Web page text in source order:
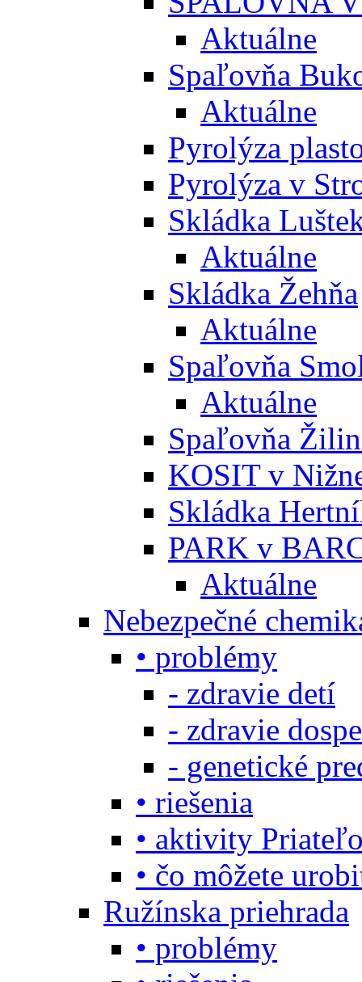
Aktuálne
Spaľovňa
Aktuálne
Pyrolýza
Pyrolýza v
Skládka
Aktuálne
Skládka Žehňa
Aktuálne
Spaľovňa
Aktuálne
Spaľovňa
KOSIT v
Skládka
PARK v
Aktuálne
Nebezpečné
• problémy
- zdravie detí
- zdravie
- genetické
• riešenia
• aktivity
• čo môžete
Ružínska priehrada
• problémy